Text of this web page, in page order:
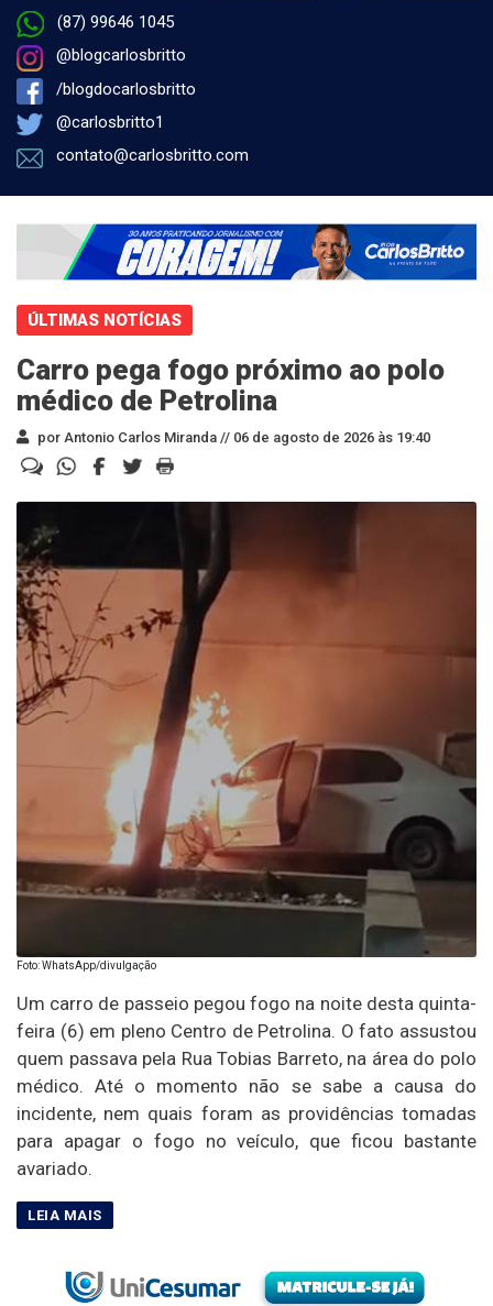
(87) 99646 1045
@blogcarlosbritto
/blogdocarlosbritto
@carlosbritto1
contato@carlosbritto.com
ÚLTIMAS NOTÍCIAS
Carro pega fogo próximo ao polo
médico de Petrolina
por Antonio Carlos Miranda // 06 de agosto de 2026 às 19:40
Foto: WhatsApp/divulgação
Um carro de passeio pegou fogo na noite desta quinta-
feira (6) em pleno Centro de Petrolina. O fato assustou
quem passava pela Rua Tobias Barreto, na área do polo
médico. Até o momento não se sabe a causa do
incidente, nem quais foram as providências tomadas
para apagar o fogo no veículo, que ficou bastante
avariado.